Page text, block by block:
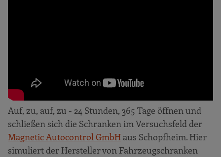
Auf, zu, auf, zu - 24 Stunden, 365 Tage öffnen und
schließen sich die Schranken im Versuchsfeld der
Magnetic Autocontrol GmbH aus Schopfheim. Hier
simuliert der Hersteller von Fahrzeugschranken